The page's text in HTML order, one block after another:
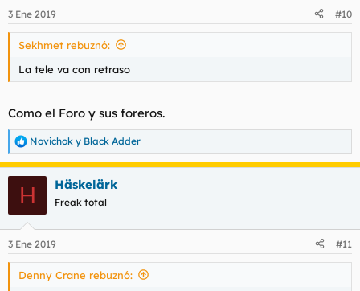
3 Ene 2019 #10
Sekhmet rebuznó:
La tele va con retraso
Como el Foro y sus foreros.
R
e
a
e
s
Novichok y Black Adder
H Häskelärk
Freak total
3 Ene 2019 #11
Denny Crane rebuznó: